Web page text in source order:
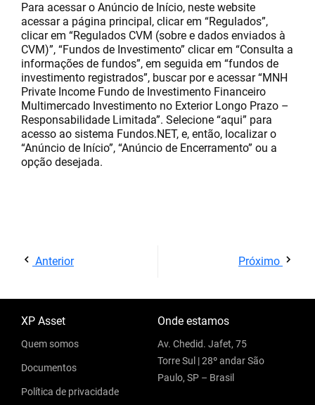
Para acessar o Anúncio de Início, neste website
acessar a página principal, clicar em “Regulados”,
clicar em “Regulados CVM (sobre e dados enviados à
CVM)”, “Fundos de Investimento” clicar em “Consulta a
informações de fundos”, em seguida em “fundos de
investimento registrados”, buscar por e acessar “MNH
Private Income Fundo de Investimento Financeiro
Multimercado Investimento no Exterior Longo Prazo –
Responsabilidade Limitada”. Selecione “aqui” para
acesso ao sistema Fundos.NET, e, então, localizar o
“Anúncio de Início”, “Anúncio de Encerramento” ou a
opção desejada.
Anterior Próximo
XP Asset
Quem somos
Documentos
Política de privacidade
Onde estamos
Av. Chedid. Jafet, 75
Torre Sul | 28º andar São
Paulo, SP – Brasil